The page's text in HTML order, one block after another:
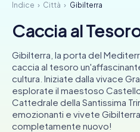
Come funziona
Città
Tour
Team Building
Biglietti
Indice Città Gibilterra
Caccia al
Gibilterra, la porta del
caccia al tesoro
cultura. Iniziate dalla vivace
esplorate il maestoso
Cattedrale della Santissima
emozionanti e vivete
completamente nuovo!